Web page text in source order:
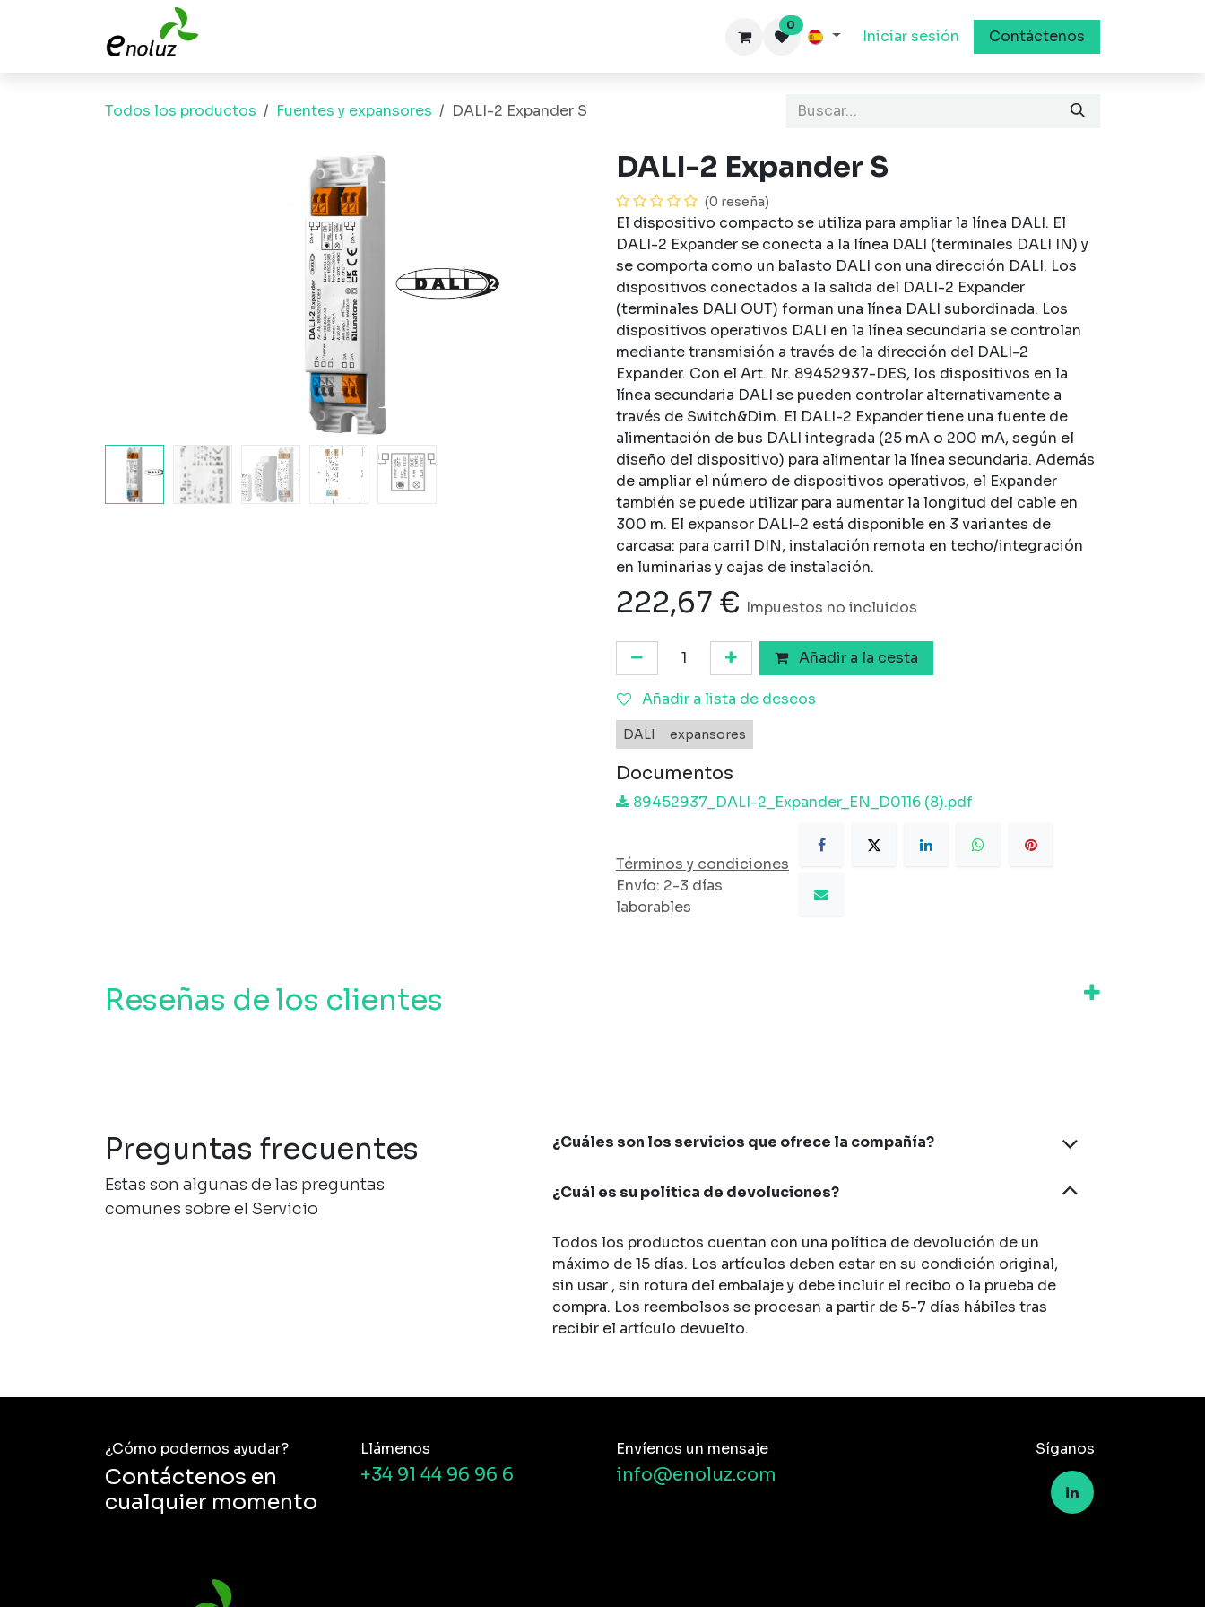
0
Iniciar sesión Contáctenos
Todos los productos Fuentes y expansores DALI-2 Expander S
DALI-2 Expander S
(0 reseña)
El dispositivo compacto se utiliza para ampliar la línea DALI. El
DALI-2 Expander se conecta a la línea DALI (terminales DALI IN) y
se comporta como un balasto DALI con una dirección DALI. Los
dispositivos conectados a la salida del DALI-2 Expander
(terminales DALI OUT) forman una línea DALI subordinada. Los
dispositivos operativos DALI en la línea secundaria se controlan
mediante transmisión a través de la dirección del DALI-2
Expander. Con el Art. Nr. 89452937-DES, los dispositivos en la
línea secundaria DALI se pueden controlar alternativamente a
través de Switch&Dim. El DALI-2 Expander tiene una fuente de
alimentación de bus DALI integrada (25 mA o 200 mA, según el
diseño del dispositivo) para alimentar la línea secundaria. Además
de ampliar el número de dispositivos operativos, el Expander
también se puede utilizar para aumentar la longitud del cable en
300 m. El expansor DALI-2 está disponible en 3 variantes de
carcasa: para carril DIN, instalación remota en techo/integración
en luminarias y cajas de instalación.
222,67 € Impuestos no incluidos
Añadir a la cesta
Añadir a lista de deseos
DALI expansores
Documentos
89452937_DALI-2_Expander_EN_D0116 (8).pdf
Términos y condiciones
Envío: 2-3 días
laborables
Reseñas de los clientes
Preguntas frecuentes
Estas son algunas de las preguntas
comunes sobre el Servicio
¿Cuáles son los servicios que ofrece la compañía?
¿Cuál es su política de devoluciones?
Todos los productos cuentan con una política de devolución de un
máximo de 15 días. Los artículos deben estar en su condición original,
sin usar , sin rotura del embalaje y debe incluir el recibo o la prueba de
compra. Los reembolsos se procesan a partir de 5-7 días hábiles tras
recibir el artículo devuelto.
¿Cómo podemos ayudar?
Contáctenos en
cualquier momento
Llámenos
+34 91 44 96 96 6
Envíenos un mensaje
info@enoluz.com
Síganos